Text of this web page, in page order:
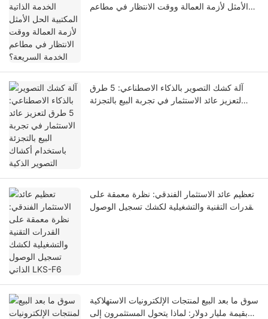
الأمثل لأزمة العمالة ووقت الانتظار في مطاعم
آلة كشك التصوير بالذكاء الاصطناعي: 5 طرق
لتعزيز عائد الاستثمار في تجربة البيع بالتجزئة
تعظيم عائد الاستثمار الفندقي: نظرة معمقة على
القدرات التقنية والتشغيلية لكشك تسجيل الوصول
سوق ما بعد البيع لمنتجات الإلكترونيات الاستهلاكية
بقيمة مليار دولار: لماذا يتحول المستثمرون إلى